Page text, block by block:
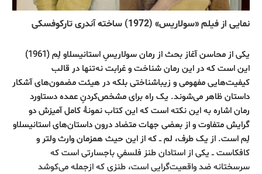
نمایی از فیلم «سولاریس» (1972) ساخته آندری تارکوفسکی
یکی از محاسن آغاز بحث از رمان سولاریسِ استانیسلاو لِم (1961)
این است که در این رمان شناخت و غرابت نه‌تنها در قالب
کیفیت‌هایی مفهومی و زیباشناختی بلکه در هیئت مضمون‌های آشکار
داستان ظاهر می‌شوند. یک راه برای مشخص‌کردنِ عمده دستاورد
رمان اشاره به این نکته است که این کتاب نمونۀ کامل آمیزش دو
گرایش متفاوت و از بعضی جهات متضاد درون داستان‌های استانیسلاو
لِم است. از یک طرف، لم ــ که از این حیث همزمان وارث ولتر و
کافکاست ــ یکی از استادان طنز فلسفیِ باجسارتی است که
سرسختانه ضد واقعیت‌گرایی است، طنزی که ازجمله می‌کوشد